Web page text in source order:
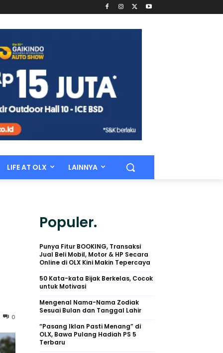
LIFE AT OLX LAINNYA
0
Populer.
Punya Fitur BOOKING, Transaksi
Jual Beli Mobil, Motor & HP Secara
Online di OLX Kini Makin Tepercaya
50 Kata-kata Bijak Berkelas, Cocok
untuk Motivasi
Mengenal Nama-Nama Zodiak
Sesuai Bulan dan Tanggal Lahir
“Pasang Iklan Pasti Menang” di
OLX, Bawa Pulang Hadiah PS 5
Terbaru